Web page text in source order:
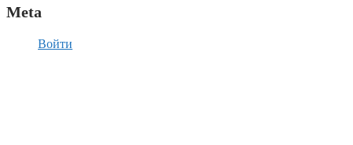
Meta
Войти